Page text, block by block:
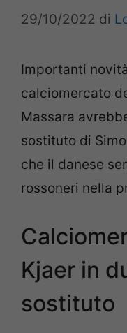
29/10/2022 di
Importanti
calciomercato
Massara
sostituto di
che il danese
rossoneri nella
Kjaer in
sostituto